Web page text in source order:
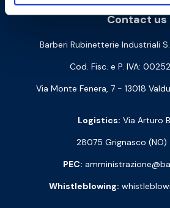
Contact us
Barberi Rubinetterie Industriali
Cod. Fisc. e P. IVA:
Via Monte Fenera, 7 - 13018
Logistics: Via Arturo
28075 Grignasco (NO)
PEC:
Whistleblowing: